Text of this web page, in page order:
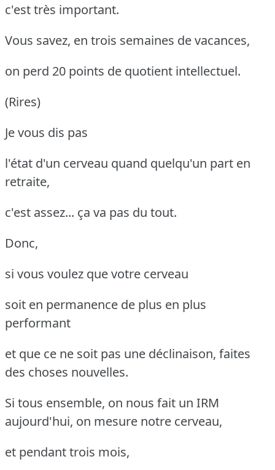
c'est très important.
Vous savez, en trois semaines de vacances,
on perd 20 points de quotient intellectuel.
(Rires)
Je vous dis pas
l'état d'un cerveau quand quelqu'un part en
retraite,
c'est assez... ça va pas du tout.
Donc,
si vous voulez que votre cerveau
soit en permanence de plus en plus
performant
et que ce ne soit pas une déclinaison, faites
des choses nouvelles.
Si tous ensemble, on nous fait un IRM
aujourd'hui, on mesure notre cerveau,
et pendant trois mois,